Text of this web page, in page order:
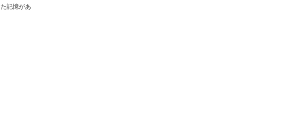
記憶があ